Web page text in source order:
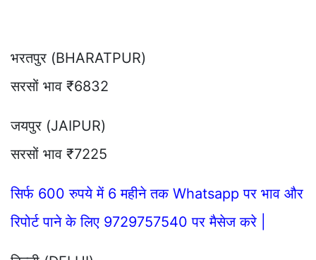
भरतपुर (BHARATPUR)
सरसों भाव ₹6832
जयपुर (JAIPUR)
सरसों भाव ₹7225
सिर्फ 600 रुपये में 6 महीने तक Whatsapp पर भाव और
रिपोर्ट पाने के लिए 9729757540 पर मैसेज करे |